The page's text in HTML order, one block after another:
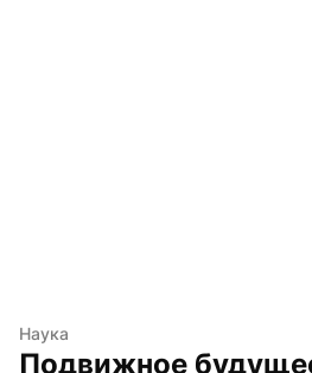
Наука
Подвижное